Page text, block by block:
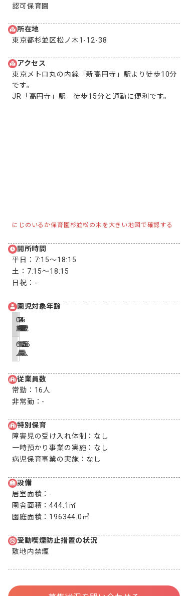
認可保育園
所在地
東京都杉並区松ノ木1-12-38
アクセス
東京メトロ丸の内線「新高円寺」駅より徒歩10分
です。
JR「高円寺」駅　徒歩15分と通勤に便利です。
にじのいるか保育園杉並松の木を大きい地図で確認する
開所時間
平日： 7:15〜18:15
土： 7:15〜18:15
日祝： -
園児対象年齢
0
歳
1
歳
2
歳
3
歳
4
歳
5
歳
6
人
12
人
15
人
15
人
16
人
16
人
従業員数
常勤： 16人
非常勤： -
特別保育
障害児の受け入れ体制： なし
一時預かり事業の実施： なし
病児保育事業の実施： なし
設備
居室面積： -
園舎面積：444.1㎡
園庭面積： 196344.0㎡
受動喫煙防止措置の状況
敷地内禁煙